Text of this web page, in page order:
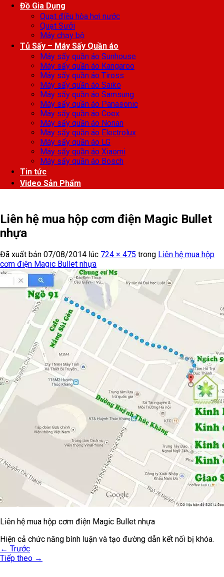
Đồ Gia Dụng
Quạt điều hòa hơi nước
Quạt Sưởi
Máy chạy bộ
Tủ Sấy – Máy Sấy Quần áo
Máy sấy quần áo Sunhouse
Máy sấy quần áo Kangaroo
Máy sấy quần áo Tiross
Máy sấy quần áo Saiko
Máy sấy quần áo Samsung
Máy sấy quần áo Panasonic
Máy sấy quần áo Coex
Máy sấy quần áo Nonan
Máy sấy quần áo Electrolux
Máy sấy quần áo LG
Máy sấy quần áo Xiaomi
Máy sấy quần áo Bosch
Tin tức
Video Sản Phẩm
Liên hệ mua hộp cơm điện Magic Bullet
nhựa
Đã xuất bản 07/08/2014 lúc 724 × 475 trong Liên hệ mua hộp
cơm điện Magic Bullet nhựa
Liên hệ mua hộp cơm điện Magic Bullet nhựa
Hiện cả chức năng bình luận và tạo đường dẫn kết nối bị khóa.
← Trước
Tiếp theo →